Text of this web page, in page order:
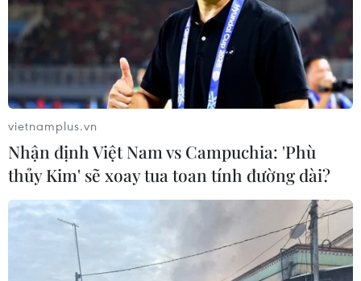
đạt 500 nghìn tỷ đồng và bằng 25,4% dự toán, tăng
25,7% so cùng kỳ năm 2024.
vietnamplus.vn
Nhận định Việt Nam vs Campuchia: 'Phù
thủy Kim' sẽ xoay tua toan tính đường dài?